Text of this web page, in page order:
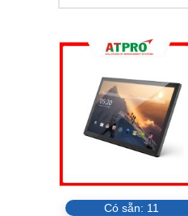
Có sẵn: 11